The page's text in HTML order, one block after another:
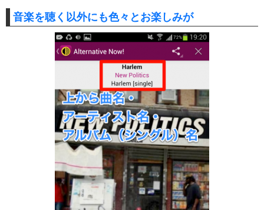
音楽を聴く以外にも色々とお楽しみが